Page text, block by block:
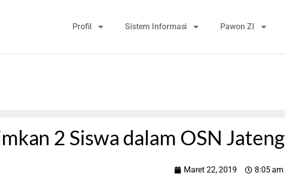
Profil Sistem Informasi Pawon ZI
2 Siswa dalam OSN Jateng
Maret 22, 2019 8:05 am